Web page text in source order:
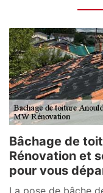
Bâchage de
Rénovation et
pour vous
La pose de bâche